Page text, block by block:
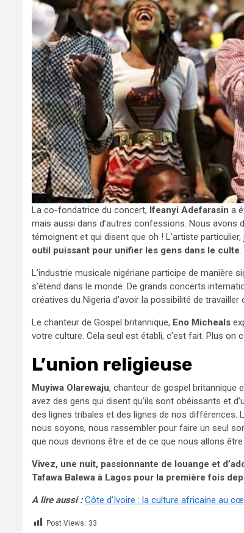
La co-fondatrice du concert, Ifeanyi Adefarasin a
mais aussi dans d’autres confessions. Nous avons
témoignent et qui disent que oh ! L’artiste
outil puissant pour unifier les gens dans le culte.
L’industrie musicale nigériane participe de manière
s’étend dans le monde. De grands concerts
créatives du Nigeria d’avoir la possibilité de travailler
Le chanteur de Gospel britannique, Eno Micheals
votre culture. Cela seul est établi, c’est fait. Plus on
L’union religieuse
Muyiwa Olarewaju, chanteur de gospel britannique
avez des gens qui disent qu’ils sont obéissants et
des lignes tribales et des lignes de nos différences.
nous soyons, nous rassembler pour faire un seul
que nous devrions être et de ce que nous allons être
Vivez, une nuit, passionnante de louange et
Tafawa Balewa à Lagos pour la première fois
A lire aussi :Côte d’Ivoire : la culture africaine au
Post Views: 33